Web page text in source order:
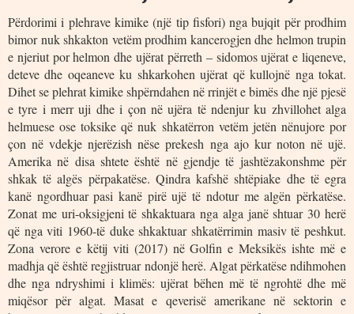
Përdorimi i plehrave kimike (një tip fisfori) nga bujqit për prodhim
bimor nuk shkakton vetëm prodhim kancerogjen dhe helmon trupin
e njeriut por helmon dhe ujërat përreth – sidomos ujërat e liqeneve,
deteve dhe oqeaneve ku shkarkohen ujërat që kullojnë nga tokat.
Dihet se plehrat kimike shpërndahen në rrinjët e bimës dhe një pjesë
e tyre i merr uji dhe i çon në ujëra të ndenjur ku zhvillohet alga
helmuese ose toksike që nuk shkatërron vetëm jetën nënujore por
çon në vdekje njerëzish nëse prekesh nga ajo kur noton në ujë.
Amerika në disa shtete është në gjendje të jashtëzakonshme për
shkak të algës përpakatëse. Qindra kafshë shtëpiake dhe të egra
kanë ngordhuar pasi kanë pirë ujë të ndotur me algën përkatëse.
Zonat me uri-oksigjeni të shkaktuara nga alga janë shtuar 30 herë
që nga viti 1960-të duke shkaktuar shkatërrimin masiv të peshkut.
Zona verore e këtij viti (2017) në Golfin e Meksikës ishte më e
madhja që është regjistruar ndonjë herë. Algat përkatëse ndihmohen
dhe nga ndryshimi i klimës: ujërat bëhen më të ngrohtë dhe më
miqësor për algat. Masat e qeverisë amerikane në sektorin e